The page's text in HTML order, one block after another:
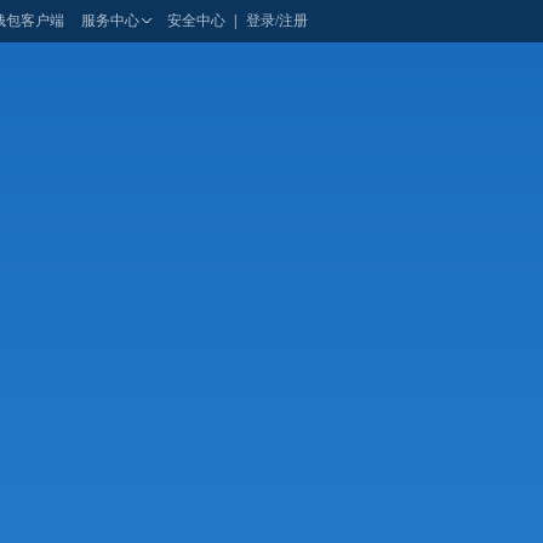
包客户端 服务中心 安全中心 登录/注册